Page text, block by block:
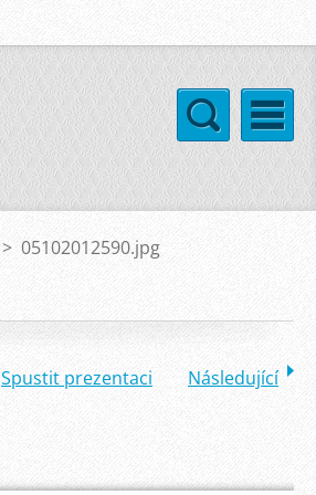
> 05102012590.jpg
Spustit prezentaci Následující